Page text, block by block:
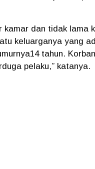
dan tidak lama
keluarganya yang
tahun.
pelaku,” katanya.